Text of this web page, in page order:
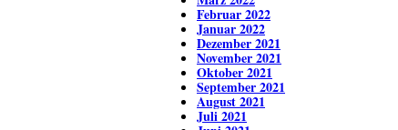
Februar 2022
Januar 2022
Dezember 2021
November 2021
Oktober 2021
September 2021
August 2021
Juli 2021